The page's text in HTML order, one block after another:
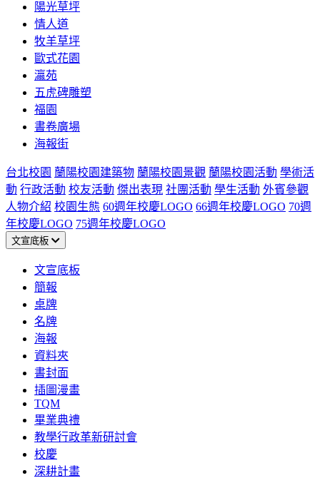
陽光草坪
情人道
牧羊草坪
歐式花園
瀛苑
五虎碑雕塑
福園
書卷廣場
海報街
台北校園 蘭陽校園建築物 蘭陽校園景觀 蘭陽校園活動 學術活
動 行政活動 校友活動 傑出表現 社團活動 學生活動 外賓參觀
人物介紹 校園生態 60週年校慶LOGO 66週年校慶LOGO 70週
年校慶LOGO 75週年校慶LOGO
文宣底板
文宣底板
簡報
桌牌
名牌
海報
資料夾
書封面
插圖漫畫
TQM
畢業典禮
教學行政革新研討會
校慶
深耕計畫